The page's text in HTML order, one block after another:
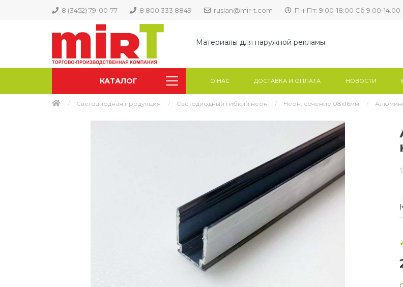
8 (3452) 79-00-77 8 800 333 8849 ruslan@mir-t.com Пн-Пт: 9:00-18:00 Сб 9.00-14.00
Материалы для наружной рекламы
КАТАЛОГ О НАС ДОСТАВКА И ОПЛАТА НОВОСТИ
Светодиодная продукция Светодиодный гибкий неон Неон, сечение 08х16мм